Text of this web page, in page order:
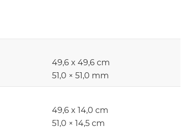
49,6 x 49,6 cm
51,0 × 51,0 mm
49,6 x 14,0 cm
51,0 × 14,5 cm